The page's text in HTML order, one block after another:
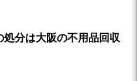
分は大阪の不用品回収